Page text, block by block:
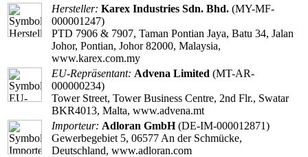
Hersteller: Karex Industries Sdn. Bhd. (MY-MF-
000001247)
PTD 7906 & 7907, Taman Pontian Jaya, Batu 34, Jalan
Johor, Pontian, Johor 82000, Malaysia,
www.karex.com.my
EU-Repräsentant: Advena Limited (MT-AR-
000000234)
Tower Street, Tower Business Centre, 2nd Flr., Swatar
BKR4013, Malta, www.advena.mt
Importeur: Adloran GmbH(DE-IM-000012871)
Gewerbegebiet 5, 06577 An der Schmücke,
Deutschland, www.adloran.com